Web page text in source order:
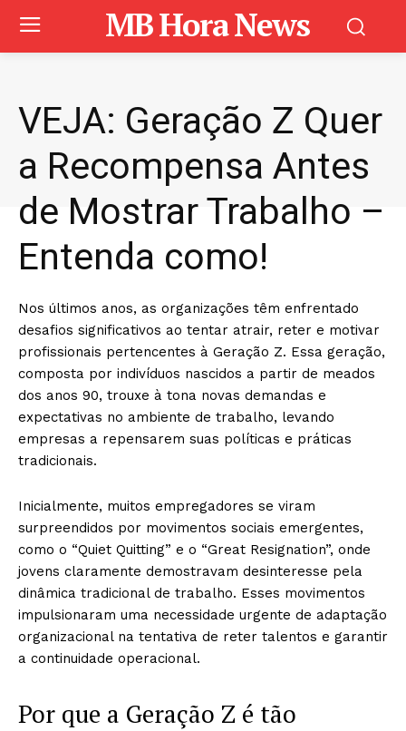
MB Hora News
VEJA: Geração Z Quer
a Recompensa Antes
de Mostrar Trabalho –
Entenda como!
Nos últimos anos, as organizações têm enfrentado
desafios significativos ao tentar atrair, reter e motivar
profissionais pertencentes à Geração Z. Essa geração,
composta por indivíduos nascidos a partir de meados
dos anos 90, trouxe à tona novas demandas e
expectativas no ambiente de trabalho, levando
empresas a repensarem suas políticas e práticas
tradicionais.
Inicialmente, muitos empregadores se viram
surpreendidos por movimentos sociais emergentes,
como o “Quiet Quitting” e o “Great Resignation”, onde
jovens claramente demostravam desinteresse pela
dinâmica tradicional de trabalho. Esses movimentos
impulsionaram uma necessidade urgente de adaptação
organizacional na tentativa de reter talentos e garantir
a continuidade operacional.
Por que a Geração Z é tão